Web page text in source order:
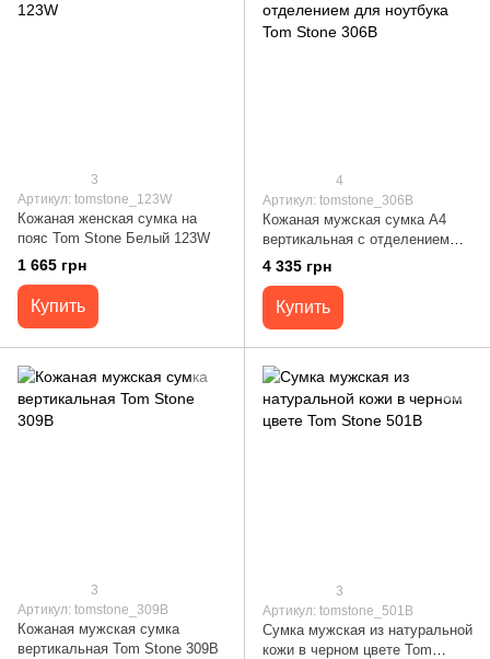
3
Артикул: tomstone_123W
Кожаная женская сумка на
пояс Tom Stone Белый 123W
1 665 грн
Купить
4
Артикул: tomstone_306B
Кожаная мужская сумка А4
вертикальная с отделением
для ноутбука Tom Stone 306B
4 335 грн
Купить
3
Артикул: tomstone_309B
Кожаная мужская сумка
вертикальная Tom Stone 309B
3
Артикул: tomstone_501B
Сумка мужская из натуральной
кожи в черном цвете Tom